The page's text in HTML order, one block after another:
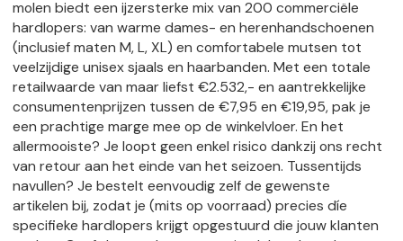
molen biedt een ijzersterke mix van 200 commerciële
hardlopers: van warme dames- en herenhandschoenen
(inclusief maten M, L, XL) en comfortabele mutsen tot
veelzijdige unisex sjaals en haarbanden. Met een totale
retailwaarde van maar liefst €2.532,- en aantrekkelijke
consumentenprijzen tussen de €7,95 en €19,95, pak je
een prachtige marge mee op de winkelvloer. En het
allermooiste? Je loopt geen enkel risico dankzij ons recht
van retour aan het einde van het seizoen. Tussentijds
navullen? Je bestelt eenvoudig zelf de gewenste
artikelen bij, zodat je (mits op voorraad) precies díe
specifieke hardlopers krijgt opgestuurd die jouw klanten